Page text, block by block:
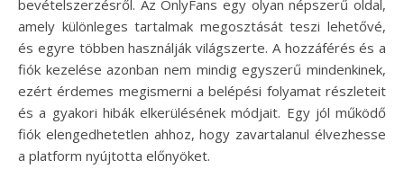
bevételszerzésről. Az OnlyFans egy olyan népszerű oldal,
amely különleges tartalmak megosztását teszi lehetővé,
és egyre többen használják világszerte. A hozzáférés és a
fiók kezelése azonban nem mindig egyszerű mindenkinek,
ezért érdemes megismerni a belépési folyamat részleteit
és a gyakori hibák elkerülésének módjait. Egy jól működő
fiók elengedhetetlen ahhoz, hogy zavartalanul élvezhesse
a platform nyújtotta előnyöket.